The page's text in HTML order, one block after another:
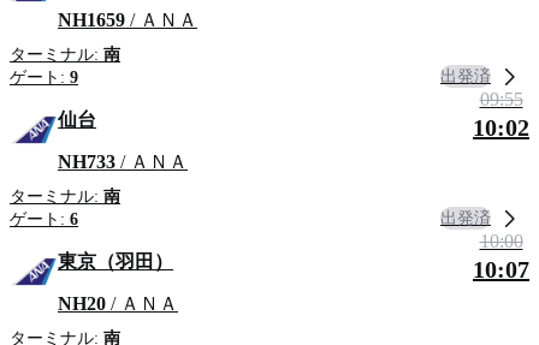
NH1659 / ＡＮＡ
ターミナル: 南
ゲート: 9 出発済
仙台
NH733 / ＡＮＡ
ターミナル: 南
ゲート: 6
09:55
10:02
出発済
東京（羽田）
NH20 / ＡＮＡ
ターミナル: 南
10:00
10:07